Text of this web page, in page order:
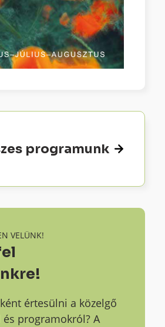
programunk
VELÜNK!
értesülni a közelgő
programokról? A